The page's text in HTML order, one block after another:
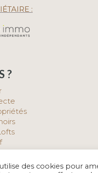
:
?
des cookies pour